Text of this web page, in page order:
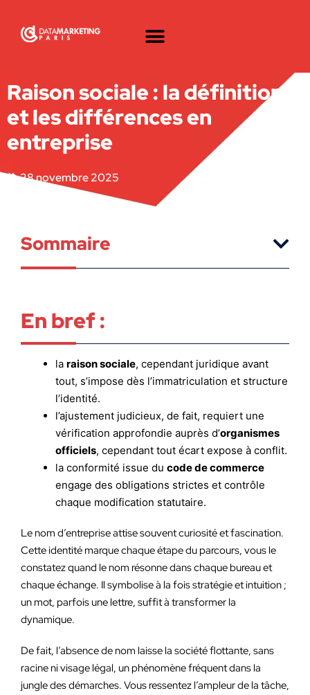
Raison sociale : la définition
et les différences en
entreprise
28 novembre 2025
Sommaire
En bref :
la raison sociale, cependant juridique avant
tout, s’impose dès l’immatriculation et structure
l’identité.
l’ajustement judicieux, de fait, requiert une
vérification approfondie auprès d’organismes
officiels, cependant tout écart expose à conflit.
la conformité issue du code de commerce
engage des obligations strictes et contrôle
chaque modification statutaire.
Le nom d’entreprise attise souvent curiosité et fascination.
Cette identité marque chaque étape du parcours, vous le
constatez quand le nom résonne dans chaque bureau et
chaque échange. Il symbolise à la fois stratégie et intuition ;
un mot, parfois une lettre, suffit à transformer la
dynamique.
De fait, l’absence de nom laisse la société flottante, sans
racine ni visage légal, un phénomène fréquent dans la
jungle des démarches. Vous ressentez l’ampleur de la tâche,